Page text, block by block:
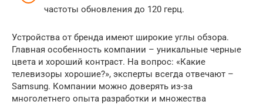
частоты обновления до 120 герц.
Устройства от бренда имеют широкие углы обзора.
Главная особенность компании – уникальные черные
цвета и хороший контраст. На вопрос: «Какие
телевизоры хорошие?», эксперты всегда отвечают –
Samsung. Компании можно доверять из-за
многолетнего опыта разработки и множества